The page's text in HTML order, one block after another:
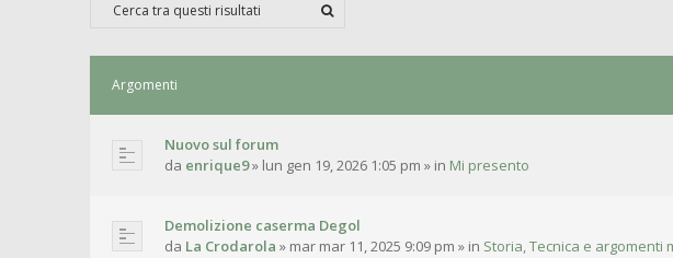
Argomenti
Nuovo sul forum
da enrique9» lun gen 19, 2026 1:05 pm » in Mi presento
Demolizione caserma Degol
da La Crodarola » mar mar 11, 2025 9:09 pm » in Storia, Tecnica e argomenti